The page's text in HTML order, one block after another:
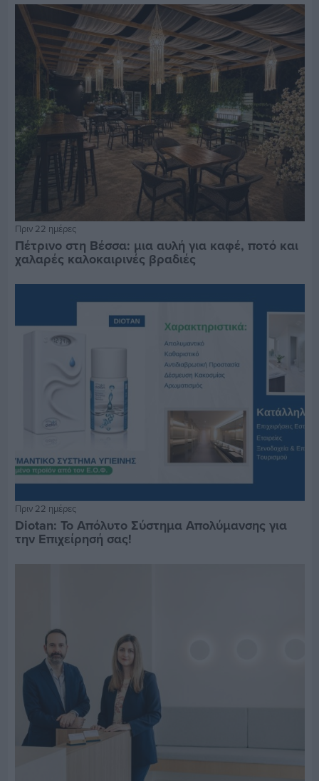
Πριν 22 ημέρες
Πέτρινο στη Βέσσα: μια αυλή για καφέ, ποτό και
χαλαρές καλοκαιρινές βραδιές
Πριν 22 ημέρες
Diotan: Το Απόλυτο Σύστημα Απολύμανσης για
την Επιχείρησή σας!